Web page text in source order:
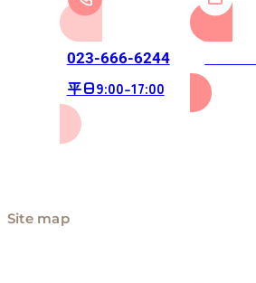
023-666-6244
平日9:00-17:00
Site map